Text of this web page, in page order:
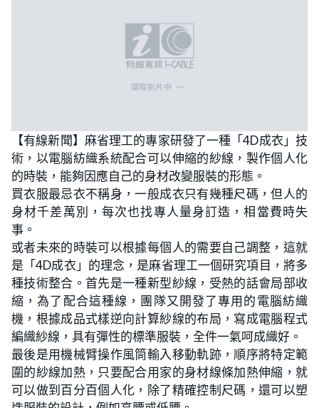
【有線新聞】麻省理工的專家研發了一種「4D成衣」技
術，以電腦紡織系統配合可以伸縮的紗線，製作個人化
的時裝，能夠因應自己的身材改變服裝的形態。
買衣服最忌衣不稱身，一般成衣只有幾種尺碼，但人的
身材千差萬別，每次也找專人量身訂造，相當費時失
事。
或者未來的時裝可以根據每個人的需要自己調整，這就
是「4D成衣」的理念，是麻省理工一個研究項目，將多
種技術整合。首先是一種新型紗線，受熱的話會局部收
縮，為了配合這種線，團隊又開發了專用的電腦紡織
機，根據成品式樣逆向計算紗線的布局，寫成電腦程式
編織紗線，具有彈性的標準服裝，全件一氣呵成織好。
最後是用機械臂操作風筒輸入移動軌跡，順序將特定範
圍的紗線加熱，只要配合用家的身材線條加熱伸縮，就
可以做到百分百個人化，除了精確控制尺碼，還可以塑